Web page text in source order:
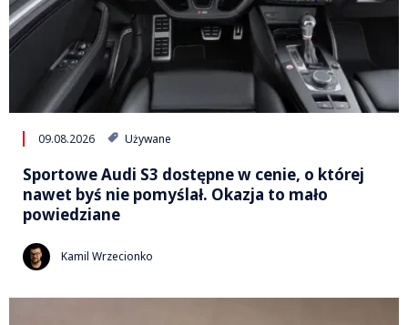
09.08.2026 Używane
Sportowe Audi S3 dostępne w cenie, o której
nawet byś nie pomyślał. Okazja to mało
powiedziane
Kamil Wrzecionko